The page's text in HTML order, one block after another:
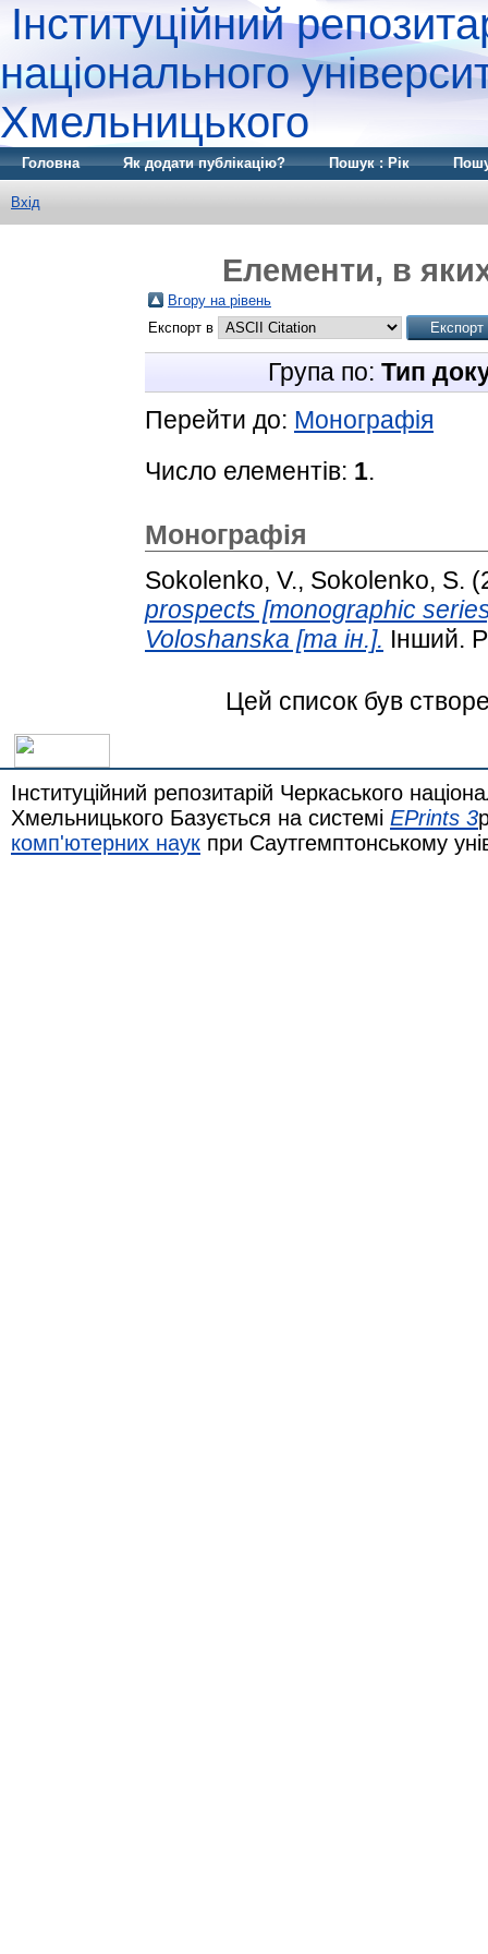
Інституційний
національного
Хмельницького
Головна Як додати публікацію? Пошук : Рік
Вхід
Елементи, в
Вгору на рівень
Експорт в
Група по: Тип
Перейти до: Монографія
Число елементів: 1.
Монографія
Sokolenko, V., Sokolenko, S.
prospects [monographic
Voloshanska [та ін.]. Інший.
Цей список був
Інституційний репозитарій Черкаського
Хмельницького Базується на системі EPrints 3
комп'ютерних наук при Саутгемптонському